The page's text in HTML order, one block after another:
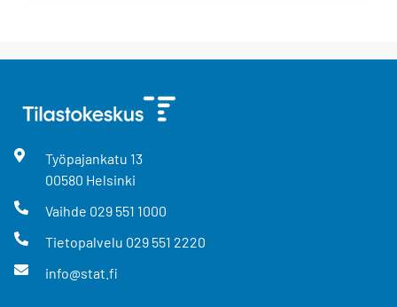
Työpajankatu 13
00580 Helsinki
Vaihde 029 551 1000
Tietopalvelu 029 551 2220
info@stat.fi